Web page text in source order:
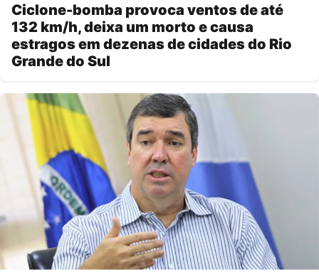
Ciclone-bomba provoca ventos de até
132 km/h, deixa um morto e causa
estragos em dezenas de cidades do Rio
Grande do Sul